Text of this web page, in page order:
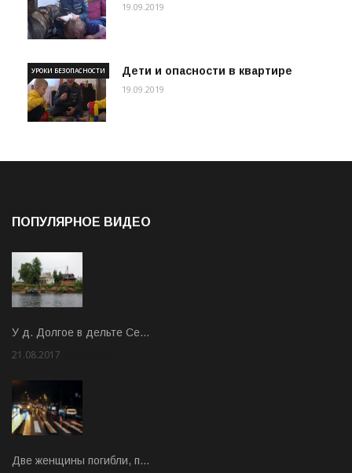
19.09.2019
Дети и опасности в квартире
УРОКИ БЕЗОПАСНОСТИ
19.09.2019
ПОПУЛЯРНОЕ ВИДЕО
У д. Долгое в дельте Се…
21.08.2017
Две женщины погибли, п…